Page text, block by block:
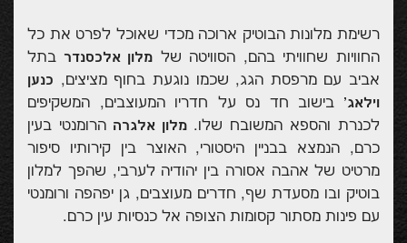
רשימת מלונות הבוטיק ארוכה מכדי שאוכל לפרט את כל
החוויות שחוויתי בהם, הסוויטה של מלון אלכסנדר בתל
אביב עם מרפסת הגג, שכמו נוגעת בחוף מציצים, כנען
וילאג' בישוב חד נס על חדריו המעוצבים, המשקיפים
לכנרת והספא המשובח שלו.מלון אלגרההרומנטי בעין
כרם, הנמצא בבניין היסטורי, האוצר בין קירותיו סיפור
מרטיט של אהבה אסורה בין יהודיה לערבי, שהפך למלון
בוטיק ובו מסעדת שף, חדרים מעוצבים, גן יפהפה ורומנטי
עם פינות מסתור קסומות הצופה אל כנסיות עין כרם.